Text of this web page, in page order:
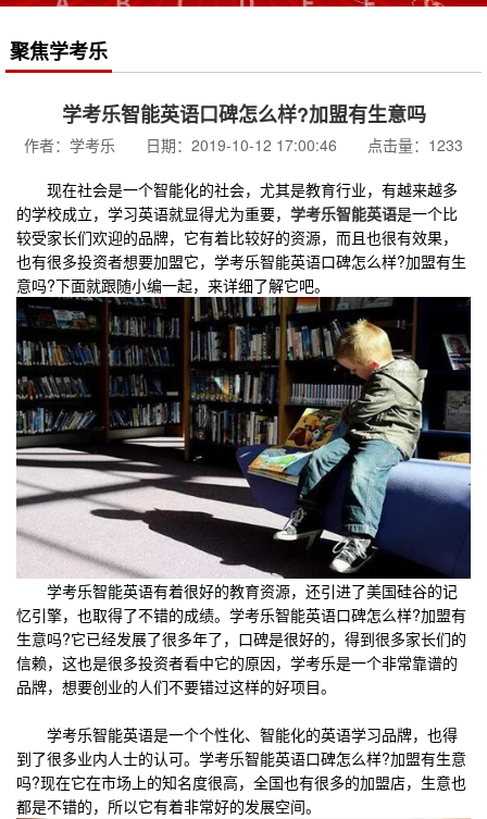
聚焦学考乐
学考乐智能英语口碑怎么样?加盟有生意吗
作者：学考乐 日期：2019-10-12 17:00:46 点击量：1233
现在社会是一个智能化的社会，尤其是教育行业，有越来越多
的学校成立，学习英语就显得尤为重要， 学考乐智能英语是一个比
较受家长们欢迎的品牌，它有着比较好的资源，而且也很有效果，
也有很多投资者想要加盟它，学考乐智能英语口碑怎么样?加盟有生
意吗?下面就跟随小编一起，来详细了解它吧。
学考乐智能英语有着很好的教育资源，还引进了美国硅谷的记
忆引擎，也取得了不错的成绩。学考乐智能英语口碑怎么样?加盟有
生意吗?它已经发展了很多年了，口碑是很好的，得到很多家长们的
信赖，这也是很多投资者看中它的原因，学考乐是一个非常靠谱的
品牌，想要创业的人们不要错过这样的好项目。
学考乐智能英语是一个个性化、智能化的英语学习品牌，也得
到了很多业内人士的认可。学考乐智能英语口碑怎么样?加盟有生意
吗?现在它在市场上的知名度很高，全国也有很多的加盟店，生意也
都是不错的，所以它有着非常好的发展空间。